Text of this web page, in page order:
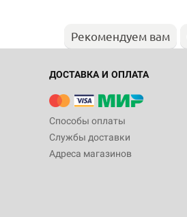
Рекомендуем вам
ДОСТАВКА И ОПЛАТА
Способы оплаты
Службы доставки
Адреса магазинов